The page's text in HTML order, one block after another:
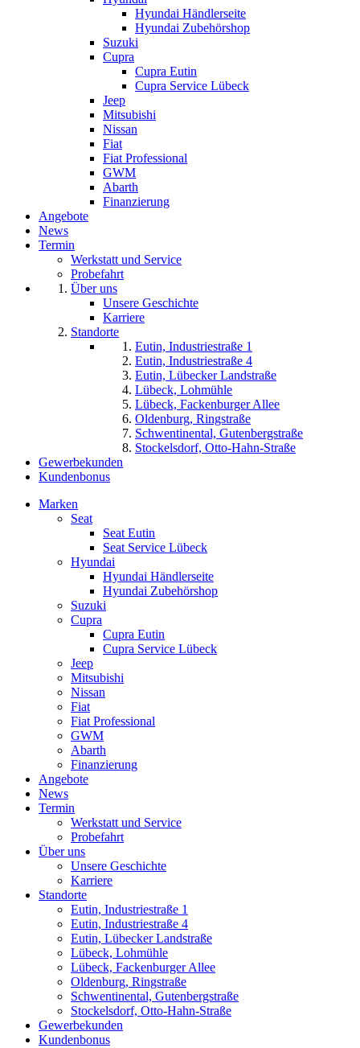
Hyundai Händlerseite
Hyundai Zubehörshop
Suzuki
Cupra
Cupra Eutin
Cupra Service Lübeck
Jeep
Mitsubishi
Nissan
Fiat
Fiat Professional
GWM
Abarth
Finanzierung
Angebote
News
Termin
Werkstatt und Service
Probefahrt
Über uns
Unsere Geschichte
Karriere
Standorte
Eutin, Industriestraße 1
Eutin, Industriestraße 4
Eutin, Lübecker Landstraße
Lübeck, Lohmühle
Lübeck, Fackenburger Allee
Oldenburg, Ringstraße
Schwentinental, Gutenbergstraße
Stockelsdorf, Otto-Hahn-Straße
Gewerbekunden
Kundenbonus
Marken
Seat
Seat Eutin
Seat Service Lübeck
Hyundai
Hyundai Händlerseite
Hyundai Zubehörshop
Suzuki
Cupra
Cupra Eutin
Cupra Service Lübeck
Jeep
Mitsubishi
Nissan
Fiat
Fiat Professional
GWM
Abarth
Finanzierung
Angebote
News
Termin
Werkstatt und Service
Probefahrt
Über uns
Unsere Geschichte
Karriere
Standorte
Eutin, Industriestraße 1
Eutin, Industriestraße 4
Eutin, Lübecker Landstraße
Lübeck, Lohmühle
Lübeck, Fackenburger Allee
Oldenburg, Ringstraße
Schwentinental, Gutenbergstraße
Stockelsdorf, Otto-Hahn-Straße
Gewerbekunden
Kundenbonus